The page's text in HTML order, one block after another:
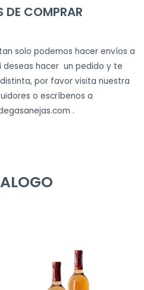
DE COMPRAR
solo podemos hacer envíos a
deseas hacer un pedido y te
por favor visita nuestra
o escríbenos a
.